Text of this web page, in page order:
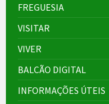
FREGUESIA
VISITAR
VIVER
BALCÃO DIGITAL
INFORMAÇÕES ÚTEIS